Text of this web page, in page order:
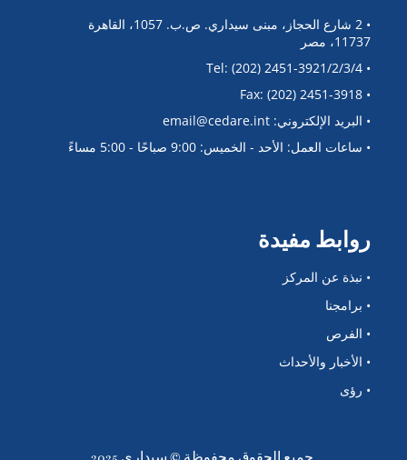
• 2 شارع الحجاز، مبنى سيداري. ص.ب. 1057، القاهرة
11737، مصر
• Tel: (202) 2451-3921/2/3/4
• Fax: (202) 2451-3918
• البريد الإلكتروني: email@cedare.int
• ساعات العمل: الأحد - الخميس: 9:00 صباحًا - 5:00 مساءً
روابط مفيدة
• نبذة عن المركز
• برامجنا
• الفرص
• الأخبار والأحداث
• رؤى